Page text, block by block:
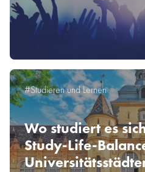
#Studieren und Lernen
Wo studiert es
Study-Life-